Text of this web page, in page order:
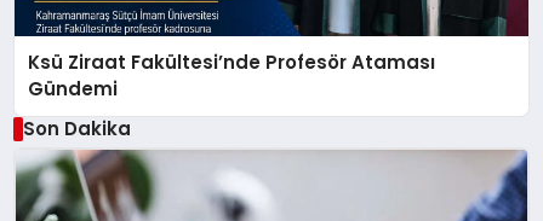
Ksü Ziraat Fakültesi’nde Profesör Ataması
Gündemi
Son Dakika